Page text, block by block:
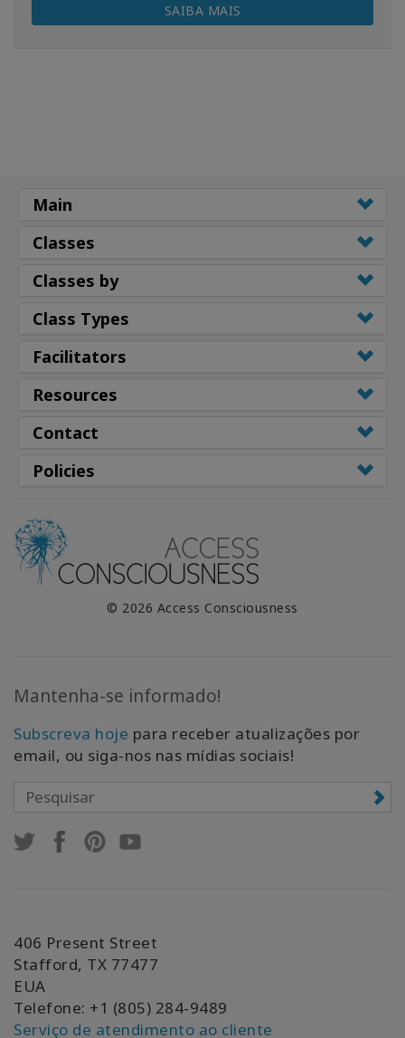
SAIBA MAIS
Main
Classes
Classes by
Class Types
Facilitators
Resources
Contact
Policies
© 2026 Access Consciousness
Mantenha-se informado!
Subscreva hoje para receber atualizações por
email, ou siga-nos nas mídias sociais!
406 Present Street
Stafford, TX 77477
EUA
Telefone: +1 (805) 284-9489
Serviço de atendimento ao cliente